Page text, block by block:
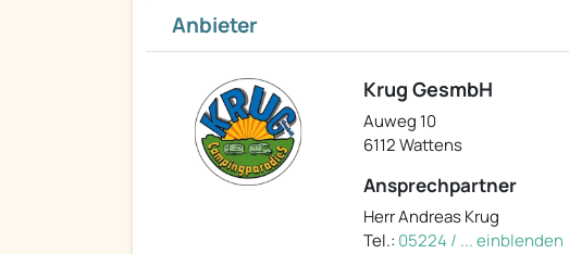
Anbieter
Krug GesmbH
Auweg 10
6112 Wattens
Ansprechpartner
Herr Andreas Krug
Tel.: 05224 / ... einblenden